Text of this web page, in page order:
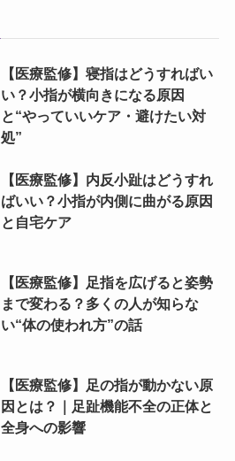
【医療監修】寝指はどうすればい
い？小指が横向きになる原因
と“やっていいケア・避けたい対
処”
【医療監修】内反小趾はどうすれ
ばいい？小指が内側に曲がる原因
と自宅ケア
【医療監修】足指を広げると姿勢
まで変わる？多くの人が知らな
い“体の使われ方”の話
【医療監修】足の指が動かない原
因とは？｜足趾機能不全の正体と
全身への影響